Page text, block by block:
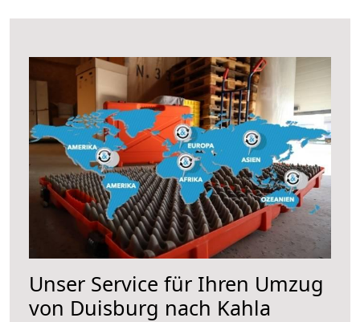
Unser Service für Ihren Umzug
von Duisburg nach Kahla